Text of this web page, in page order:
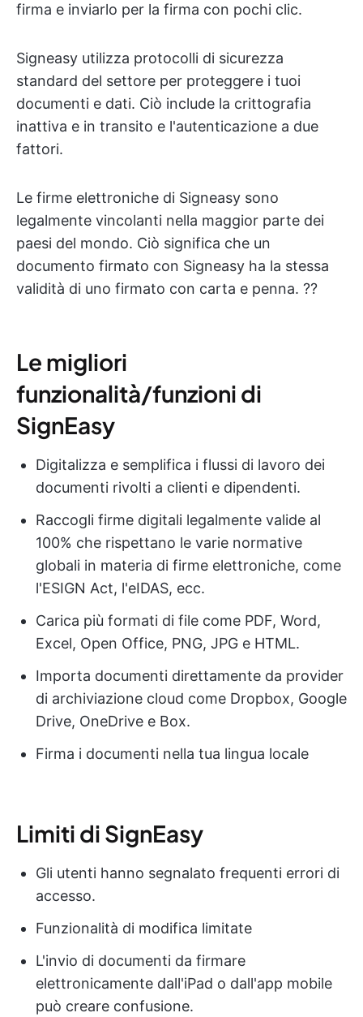
firma e inviarlo per la firma con pochi clic.
Signeasy utilizza protocolli di sicurezza
standard del settore per proteggere i tuoi
documenti e dati. Ciò include la crittografia
inattiva e in transito e l'autenticazione a due
fattori.
Le firme elettroniche di Signeasy sono
legalmente vincolanti nella maggior parte dei
paesi del mondo. Ciò significa che un
documento firmato con Signeasy ha la stessa
validità di uno firmato con carta e penna. ??
Le migliori
funzionalità/funzioni di
SignEasy
Digitalizza e semplifica i flussi di lavoro dei
documenti rivolti a clienti e dipendenti.
Raccogli firme digitali legalmente valide al
100% che rispettano le varie normative
globali in materia di firme elettroniche, come
l'ESIGN Act, l'eIDAS, ecc.
Carica più formati di file come PDF, Word,
Excel, Open Office, PNG, JPG e HTML.
Importa documenti direttamente da provider
di archiviazione cloud come Dropbox, Google
Drive, OneDrive e Box.
Firma i documenti nella tua lingua locale
Limiti di SignEasy
Gli utenti hanno segnalato frequenti errori di
accesso.
Funzionalità di modifica limitate
L'invio di documenti da firmare
elettronicamente dall'iPad o dall'app mobile
può creare confusione.